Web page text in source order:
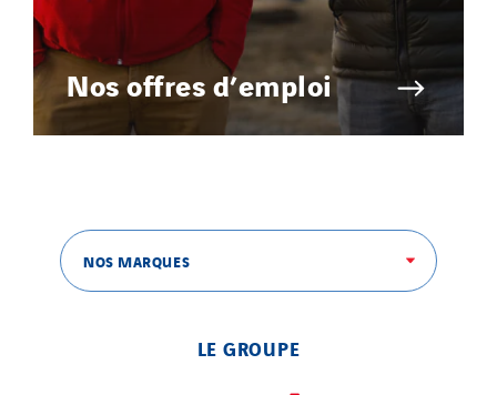
Nos offres d’emploi
NOS MARQUES
LE GROUPE